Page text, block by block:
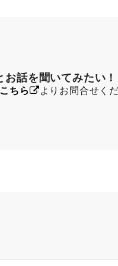
お話を聞いてみたい！
こちら よりお問合せく